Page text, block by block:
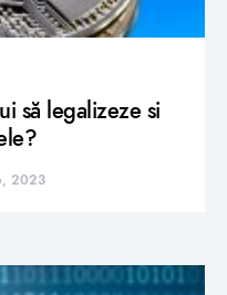
să legalizeze si
2023